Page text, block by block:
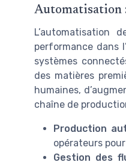
Automatisation
L’automatisation
performance dans
systèmes
des matières
humaines,
chaîne de
Production
opérateurs
Gestion des